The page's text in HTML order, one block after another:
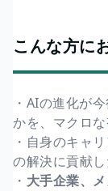
こんな方に
・AIの進化が
かを、マクロ
・自身のキャ
の解決に貢献
・ 大手企業、